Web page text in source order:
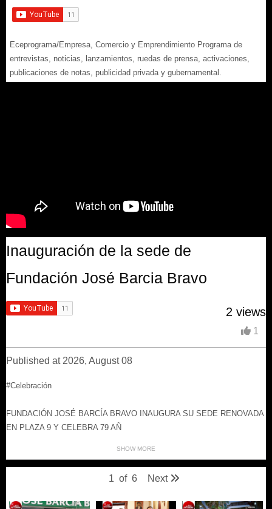
Eceprograma/Empresa, Comercio y Emprendimiento Programa de
entrevistas, noticias, lanzamientos, ruedas de prensa, activaciones,
publicaciones de notas, publicidad privada y gubernamental.
Inauguración de la sede de
Fundación José Barcia Bravo
2 views
1
Published at 2026, August 08
#Celebración
FUNDACIÓN JOSÉ BARCÍA BRAVO INAUGURA SU SEDE RENOVADA
EN PLAZA 9 Y CELEBRA 79 AÑ
SHOW MORE
1 of 6 Next